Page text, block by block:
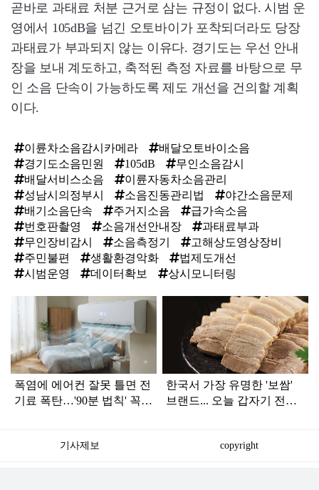
곧바로 과태료 처분 근거로 삼는 규정이 없다. 시범 운
영에서 105dB을 넘긴 오토바이가 포착되더라도 당장
과태료가 부과되지 않는 이유다. 경기도는 우선 안내
장을 보내 계도하고, 축적된 측정 자료를 바탕으로 무
인 소음 단속이 가능하도록 제도 개선을 건의할 계획
이다.
이륜차소음감시카메라
배달오토바이소음
경기도소음민원
105dB
무인소음감시
배달서비스소음
이륜자동차소음관리
성남시의정부시
소음진동관리법
야간소음문제
배기소음단속
주거지소음
급가속소음
번호판촬영
소음개선안내장
과태료부과
무인장비감시
소음측정기
고해상도영상장비
주민불편
생활환경악화
법제도개선
시범운영
데이터확보 상시모니터링
라
폭염에 에어컨 잘못 틀면 전
기료 폭탄…'90분 법칙' 꼭
한국서 가장 유명한 '보쌈'
브랜드... 오늘 갑자기 전해
기사제보 copyright